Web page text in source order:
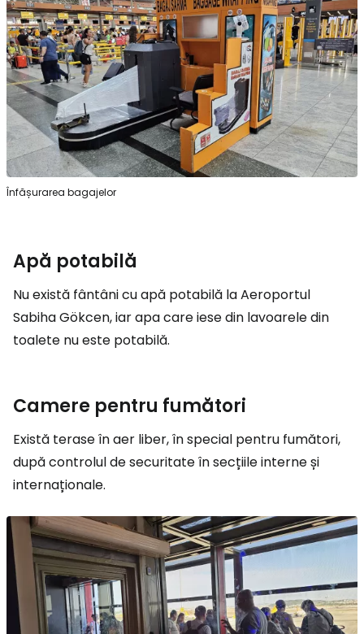
Înfășurarea bagajelor
Apă potabilă
Nu există fântâni cu apă potabilă la Aeroportul
Sabiha Gökcen, iar apa care iese din lavoarele din
toalete nu este potabilă.
Camere pentru fumători
Există terase în aer liber, în special pentru fumători,
după controlul de securitate în secțiile interne și
internaționale.